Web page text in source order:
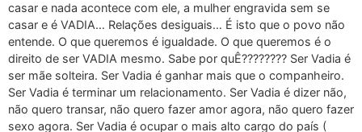
casar e nada acontece com ele, a mulher engravida sem se
casar e é VADIA… Relações desiguais… É isto que o povo não
entende. O que queremos é igualdade. O que queremos é o
direito de ser VADIA mesmo. Sabe por quÊ???????? Ser Vadia é
ser mãe solteira. Ser Vadia é ganhar mais que o companheiro.
Ser Vadia é terminar um relacionamento. Ser Vadia é dizer não,
não quero transar, não quero fazer amor agora, não quero fazer
sexo agora. Ser Vadia é ocupar o mais alto cargo do país (